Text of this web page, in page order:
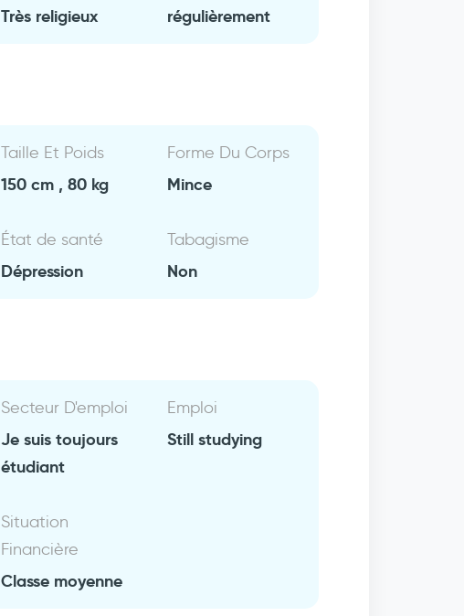
Très religieux
régulièrement
Taille Et Poids
150 cm , 80 kg
Forme Du Corps
Mince
État de santé
Dépression
Tabagisme
Non
Secteur D'emploi
Je suis toujours
étudiant
Emploi
Still studying
Situation
Financière
Classe moyenne